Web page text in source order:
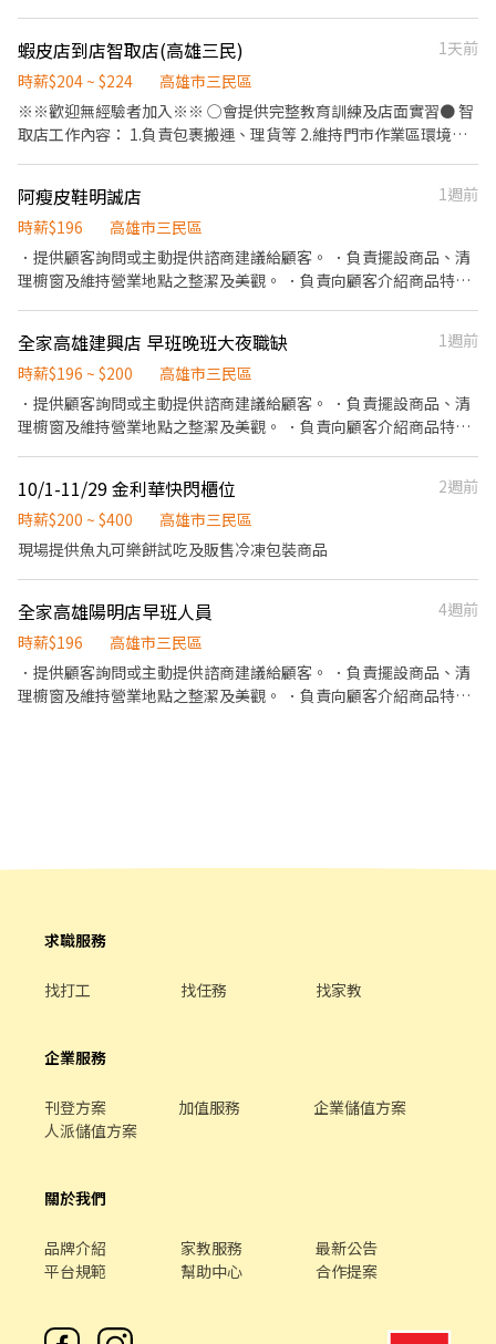
容調整 5. 偶爾須配合鄰近有人店門市支援 . 【早班兼職】07:00-
12:00 (早班彈性7:00-8:30間可到班~~ 下班時間也彈性延後) - 【晚
班兼職】17:30~18:30 至 22:30 ✨以上需要選擇一個時段上 . 【薪資
計算】 💰早班時薪$196+$津貼=$204 / 💰晚班時薪$196+$津貼
【休假制度】 排休制，兼職約一周排4-5天 (依照門市與個人可配合
時段) . 📢快速應徵｜加賴 ID：@969playo 或來電預約：02-
66362428(分機230)
蝦皮店到店智取店(高雄三民)
1天前
時薪$204 ~ $224
高雄市三民區
※※歡迎無經驗者加入※※ ○會提供完整教育訓練及店面實習● 智
取店工作內容： 1.負責包裹搬運、理貨等 2.維持門市作業區環境、
可彈性配合 工作時間，看這裡⬇️看這裡⬇️ 早班時間：0700-
1200/0730-1230/0800-1300/0830-1330 彈性7:00-8:30間可到班
2-5小時，一樣會依門市貨量及人力評估來安排時數，因此沒有保證
時數唷 晚班時間 : (17:30~18:30)~(22:30~23:30) 薪資待遇： 時薪
雄市三民區大順二路612號1、2、3樓 三民孝順 - 智取店-高雄市三
民區孝順街31號1樓 三民瀋陽 - 智取店-高雄市三民區瀋陽街111之3
號1樓 三民義華 - 智取店-高雄市三民區義華路167號1樓 三民裕誠 -
智取店-高雄市三民區裕誠路119號1、2樓 三民鼎山 - 智取店-高雄
市三民區鼎山街361號1樓
阿瘦皮鞋明誠店
1週前
時薪$196
高雄市三民區
．提供顧客詢問或主動提供諮商建議給顧客。 ．負責擺設商品、清
理櫥窗及維持營業地點之整潔及美觀。 ．負責向顧客介紹商品特
束營業前，統計銷售情形、盤點貨品存量及撰寫當日業務報表。 環
境整理整潔 活動發DM
全家高雄建興店 早班晚班大夜職缺
1週前
時薪$196 ~ $200
高雄市三民區
．提供顧客詢問或主動提供諮商建議給顧客。 ．負責擺設商品、清
理櫥窗及維持營業地點之整潔及美觀。 ．負責向顧客介紹商品特
10/1-11/29 金利華快閃櫃位
2週前
時薪$200 ~ $400
高雄市三民區
現場提供魚丸可樂餅試吃及販售冷凍包裝商品
全家高雄陽明店早班人員
4週前
時薪$196
高雄市三民區
．提供顧客詢問或主動提供諮商建議給顧客。 ．負責擺設商品、清
理櫥窗及維持營業地點之整潔及美觀。 ．負責向顧客介紹商品特
求職服務
找打工 找任務 找家教
企業服務
刊登方案 加值服務
企業儲值方案
人派儲值方案
關於我們
品牌介紹 家教服務
最新公告
平台規範
幫助中心 合作提案